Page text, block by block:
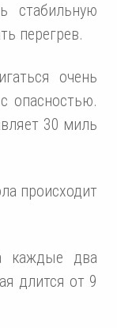
стабильную
перегрев.
очень
опасностью.
30 миль
происходит
каждые два
длится от 9